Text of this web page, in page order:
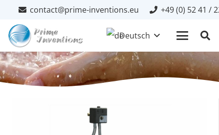
contact@prime-inventions.eu +49 (0) 52 41 /
Deutsch